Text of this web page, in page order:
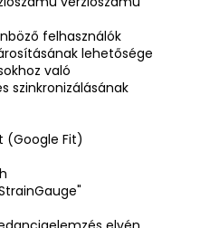
felhasználók
lehetősége
való
szinkronizálásának
(Google Fit)